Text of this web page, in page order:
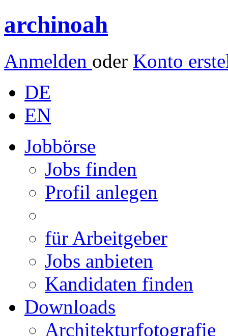
archinoah
Anmelden oder Konto
DE
EN
Jobbörse
Jobs finden
Profil anlegen
für Arbeitgeber
Jobs anbieten
Kandidaten finden
Downloads
Architekturfotografie